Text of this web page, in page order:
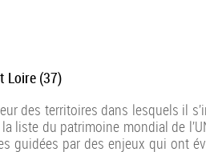
Loire (37)
des territoires dans lesquels il
liste du patrimoine mondial de
guidées par des enjeux qui ont